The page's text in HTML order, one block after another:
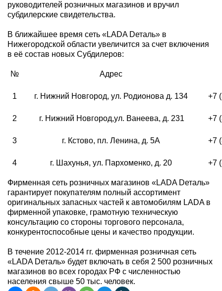
руководителей розничных магазинов и вручил
субдилерские свидетельства.
В ближайшее время сеть «LADA Dеталь» в
Нижегородской области увеличится за счет включения
в её состав новых Субдилеров:
№ Адрес
1 г. Нижний Новгород, ул. Родионова д. 134 +7
2 г. Нижний Новгород,ул. Ванеева, д. 231 +7
3 г. Кстово, пл. Ленина, д. 5А +7
4 г. Шахунья, ул. Пархоменко, д. 20 +7
Фирменная сеть розничных магазинов «LADA Dеталь»
гарантирует покупателям полный ассортимент
оригинальных запасных частей к автомобилям LADA в
фирменной упаковке, грамотную техническую
консультацию со стороны торгового персонала,
конкурентоспособные цены и качество продукции.
В течение 2012-2014 гг. фирменная розничная сеть
«LADA Dеталь» будет включать в себя 2 500 розничных
магазинов во всех городах РФ с численностью
населения свыше 50 тыс. человек.